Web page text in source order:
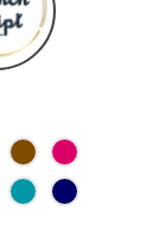
MarronFuchsia
d'eau
Turquoise
Marine